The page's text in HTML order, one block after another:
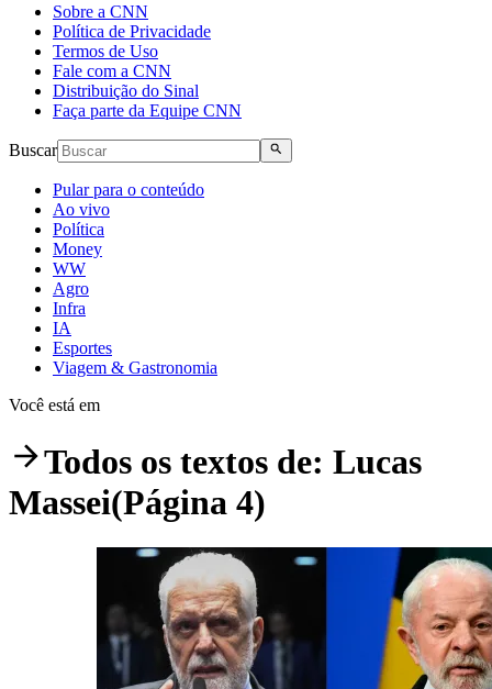
Sobre a CNN
Política de Privacidade
Termos de Uso
Fale com a CNN
Distribuição do Sinal
Faça parte da Equipe CNN
Buscar
Pular para o conteúdo
Ao vivo
Política
Money
WW
Agro
Infra
IA
Esportes
Viagem & Gastronomia
Você está em
Todos os textos de: Lucas
Massei(Página 4)